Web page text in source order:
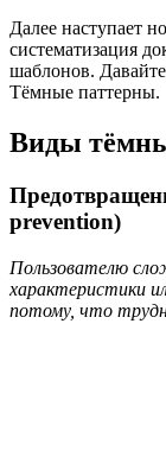
Далее наступает
систематизация
шаблонов.
Тёмные паттерны.
Виды
prevention)
Пользователю
характеристики
потому, что